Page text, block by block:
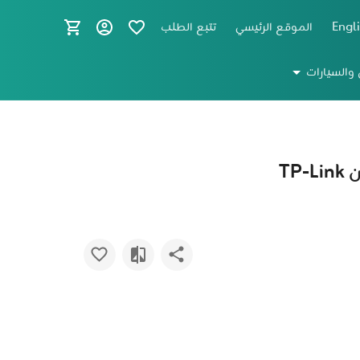
الموقع الرئيسي تتبع الطلب
والسيارات